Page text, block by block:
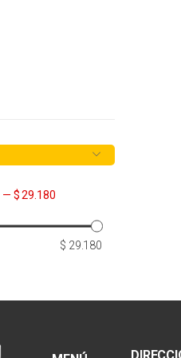
— $ 29.180
$ 29.180